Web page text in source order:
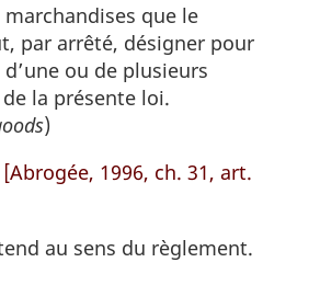
que le
par arrêté, désigner pour
ou de plusieurs
la présente loi.
)
[Abrogée, 1996, ch. 31, art.
au sens du règlement.